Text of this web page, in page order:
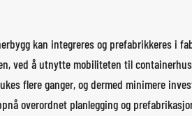
kan integreres og prefabrikkeres i
ved å utnytte mobiliteten til
flere ganger, og dermed minimere
overordnet planlegging og